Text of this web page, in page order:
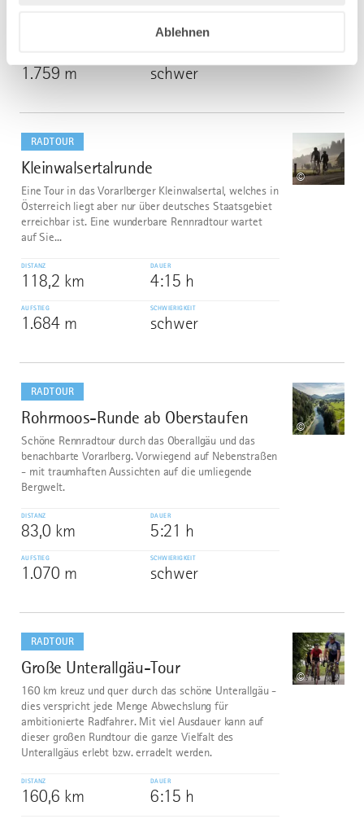
Ablehnen
5:00 h
1.759 m schwer
RADTOUR
6
Kleinwalsertalrunde
©
Eine Tour in das Vorarlberger Kleinwalsertal, welches in
Österreich liegt aber nur über deutsches Staatsgebiet
erreichbar ist. Eine wunderbare Rennradtour wartet
auf Sie...
DISTANZ
118,2 km
DAUER
4:15 h
AUFSTIEG
1.684 m
SCHWIERIGKEIT
schwer
dazu
RADTOUR
7
Rohrmoos-Runde ab Oberstaufen
©
Schöne Rennradtour durch das Oberallgäu und das
benachbarte Vorarlberg. Vorwiegend auf Nebenstraßen
- mit traumhaften Aussichten auf die umliegende
Bergwelt.
DISTANZ
83,0 km
DAUER
5:21 h
AUFSTIEG
1.070 m
SCHWIERIGKEIT
schwer
dazu
RADTOUR
8
Große Unterallgäu-Tour
©
160 km kreuz und quer durch das schöne Unterallgäu -
dies verspricht jede Menge Abwechslung für
ambitionierte Radfahrer. Mit viel Ausdauer kann auf
dieser großen Rundtour die ganze Vielfalt des
Unterallgäus erlebt bzw. erradelt werden.
DISTANZ
160,6 km
DAUER
6:15 h
dazu